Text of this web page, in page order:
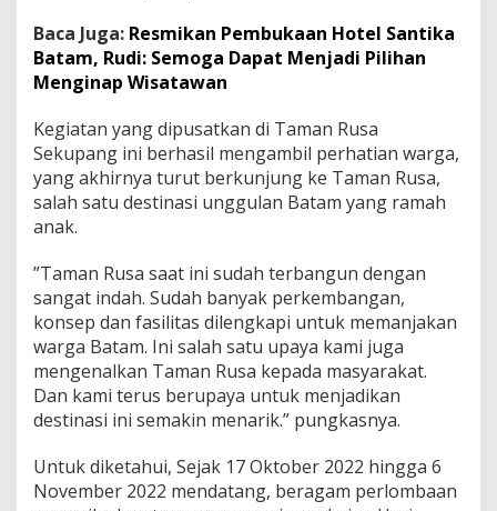
Baca Juga: Resmikan Pembukaan Hotel Santika
Batam, Rudi: Semoga Dapat Menjadi Pilihan
Menginap Wisatawan
Kegiatan yang dipusatkan di Taman Rusa
Sekupang ini berhasil mengambil perhatian warga,
yang akhirnya turut berkunjung ke Taman Rusa,
salah satu destinasi unggulan Batam yang ramah
anak.
”Taman Rusa saat ini sudah terbangun dengan
sangat indah. Sudah banyak perkembangan,
konsep dan fasilitas dilengkapi untuk memanjakan
warga Batam. Ini salah satu upaya kami juga
mengenalkan Taman Rusa kepada masyarakat.
Dan kami terus berupaya untuk menjadikan
destinasi ini semakin menarik.” pungkasnya.
Untuk diketahui, Sejak 17 Oktober 2022 hingga 6
November 2022 mendatang, beragam perlombaan